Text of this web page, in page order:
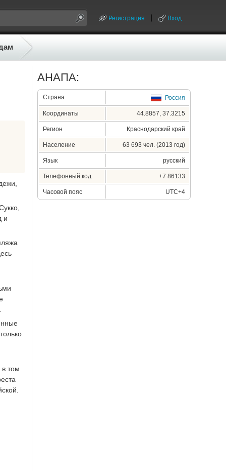
Регистрация Вход
и
том
АНАПА:
Страна Россия
Координаты 44.8857, 37.3215
Регион Краснодарский край
Население 63 693 чел. (2013 год)
Язык русский
Телефонный код +7 86133
Часовой пояс UTC+4